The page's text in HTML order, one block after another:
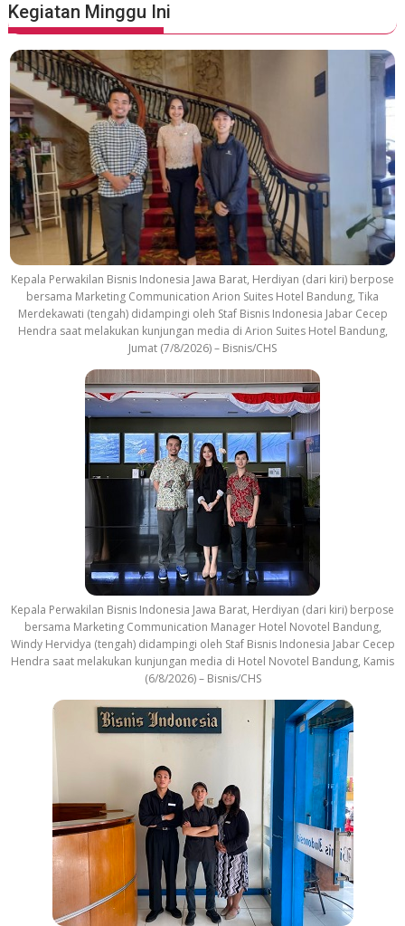
Kegiatan Minggu Ini
Kepala Perwakilan Bisnis Indonesia Jawa Barat, Herdiyan (dari kiri) berpose
bersama Marketing Communication Arion Suites Hotel Bandung, Tika
Merdekawati (tengah) didampingi oleh Staf Bisnis Indonesia Jabar Cecep
Hendra saat melakukan kunjungan media di Arion Suites Hotel Bandung,
Jumat (7/8/2026) – Bisnis/CHS
Kepala Perwakilan Bisnis Indonesia Jawa Barat, Herdiyan (dari kiri) berpose
bersama Marketing Communication Manager Hotel Novotel Bandung,
Windy Hervidya (tengah) didampingi oleh Staf Bisnis Indonesia Jabar Cecep
Hendra saat melakukan kunjungan media di Hotel Novotel Bandung, Kamis
(6/8/2026) – Bisnis/CHS